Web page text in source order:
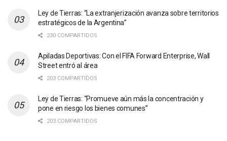
Ley de Tierras: “La extranjerización avanza sobre territorios
estratégicos de la Argentina”
230 COMPARTIDOS
Apiladas Deportivas: Con el FIFA Forward Enterprise, Wall
Street entró al área
203 COMPARTIDOS
Ley de Tierras: “Promueve aún más la concentración y
pone en riesgo los bienes comunes”
203 COMPARTIDOS